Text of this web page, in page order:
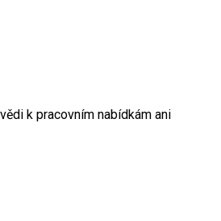
k pracovním nabídkám ani